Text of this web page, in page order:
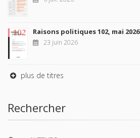
Raisons politiques 102, mai 2026
23 juin 2026
plus de titres
Rechercher